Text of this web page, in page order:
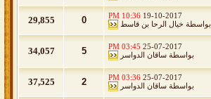
19-10-2017
10:36 PM
بواسطة خيال الرحا بن قاسط 0
29,855
25-07-2017
03:45 PM
بواسطة ساقان الدواسر 5
34,057
25-07-2017
03:36 PM
بواسطة ساقان الدواسر 2
37,525